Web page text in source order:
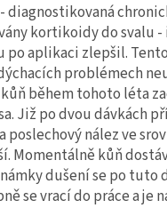
diagnostikovaná
kortikoidy do svalu -
po aplikaci zlepšil.
problémech
během tohoto léta
Již po dvou dávkách
poslechový nález ve
Momentálně kůň
dušení se po tuto
se vrací do práce a je